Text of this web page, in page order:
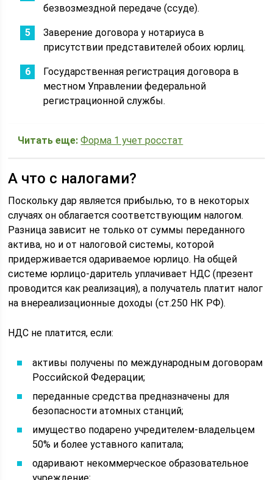
безвозмездной передаче (ссуде).
Заверение договора у нотариуса в
присутствии представителей обоих юрлиц.
Государственная регистрация договора в
местном Управлении федеральной
регистрационной службы.
Читать еще: Форма 1 учет росстат
А что с налогами?
Поскольку дар является прибылью, то в некоторых
случаях он облагается соответствующим налогом.
Разница зависит не только от суммы переданного
актива, но и от налоговой системы, которой
придерживается одариваемое юрлицо. На общей
системе юрлицо-даритель уплачивает НДС (презент
проводится как реализация), а получатель платит налог
на внереализационные доходы (ст.250 НК РФ).
НДС не платится, если:
активы получены по международным договорам
Российской Федерации;
переданные средства предназначены для
безопасности атомных станций;
имущество подарено учредителем-владельцем
50% и более уставного капитала;
одаривают некоммерческое образовательное